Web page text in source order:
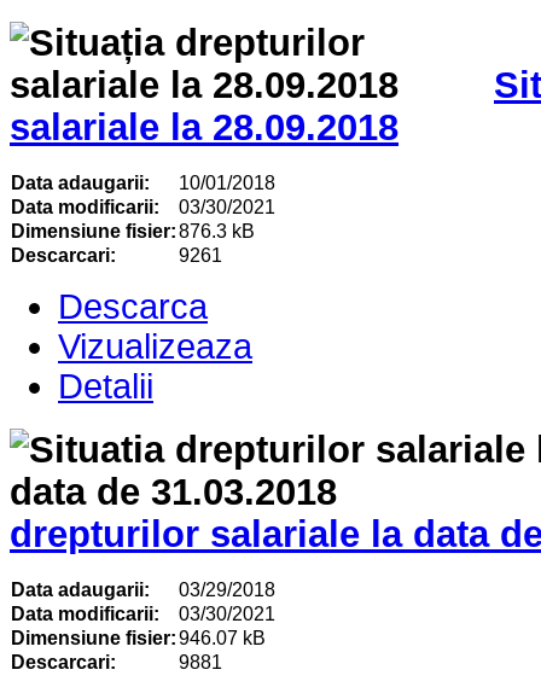
salariale la 28.09.2018
Data adaugarii:
10/01/2018
Data modificarii:
03/30/2021
Dimensiune fisier:876.3 kB
Descarcari:
9261
Descarca
Vizualizeaza
Detalii
drepturilor salariale la data
Data adaugarii:
03/29/2018
Data modificarii:
03/30/2021
Dimensiune fisier:946.07 kB
Descarcari:
9881